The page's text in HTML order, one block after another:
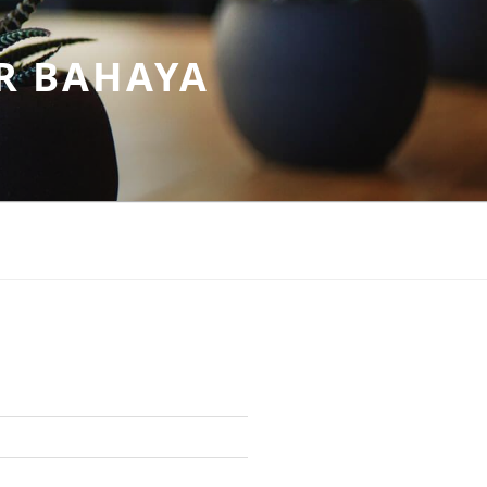
BAHAYA